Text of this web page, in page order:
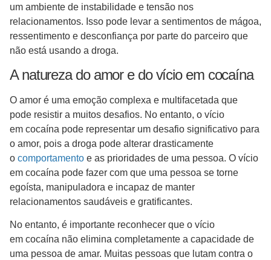
um ambiente de instabilidade e tensão nos
relacionamentos. Isso pode levar a sentimentos de mágoa,
ressentimento e desconfiança por parte do parceiro que
não está usando a droga.
A natureza do amor e do vício em cocaína
O amor é uma emoção complexa e multifacetada que
pode resistir a muitos desafios. No entanto, o vício
em cocaína pode representar um desafio significativo para
o amor, pois a droga pode alterar drasticamente
o comportamento e as prioridades de uma pessoa. O vício
em cocaína pode fazer com que uma pessoa se torne
egoísta, manipuladora e incapaz de manter
relacionamentos saudáveis e gratificantes.
No entanto, é importante reconhecer que o vício
em cocaína não elimina completamente a capacidade de
uma pessoa de amar. Muitas pessoas que lutam contra o